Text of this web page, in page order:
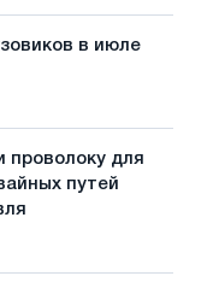
в июле
проволоку для
путей